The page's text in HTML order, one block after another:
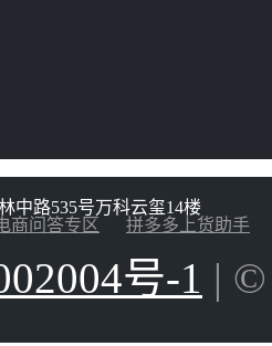
中路535号万科云玺14楼
商问答专区 拼多多上货助手
号-1 |